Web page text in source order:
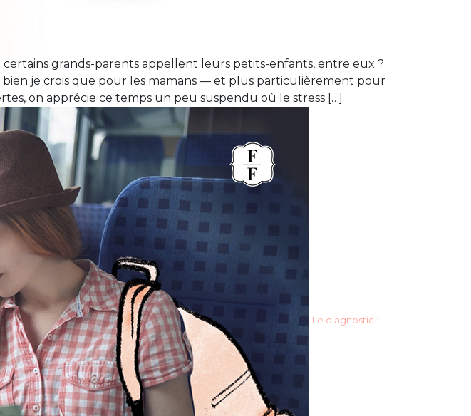
grands-parents appellent leurs petits-enfants, entre eux ?
bien je crois que pour les mamans — et plus particulièrement pour
on apprécie ce temps un peu suspendu où le stress […]
Le diagnostic :